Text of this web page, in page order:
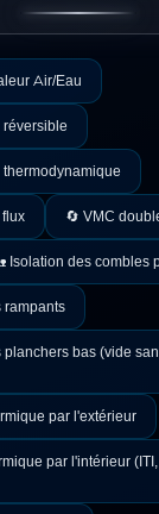
Air/Eau
🔄 VMC
Isolation des combles
rampants
planchers bas (vide
par l'extérieur
par l'intérieur